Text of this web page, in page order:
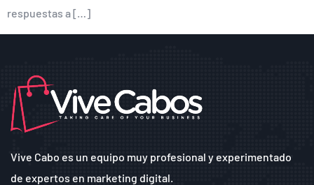
respuestas a […]
Vive Cabo es un equipo muy profesional y experimentado
de expertos en marketing digital.